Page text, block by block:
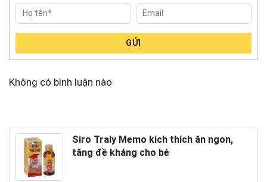
GỬI
Không có bình luận nào
Siro Traly Memo kích thích ăn ngon,
tăng đề kháng cho bé